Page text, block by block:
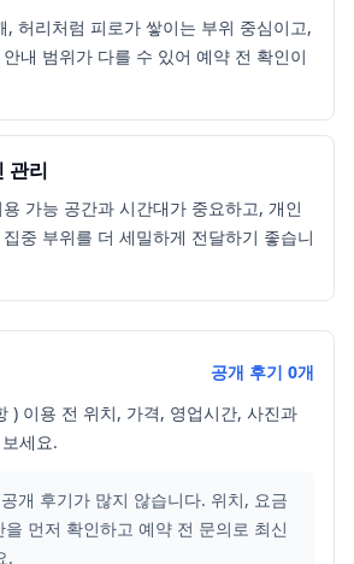
, 허리처럼 피로가 쌓이는 부위 중심이고,
내 범위가 다를 수 있어 예약 전 확인이
관리
가능 공간과 시간대가 중요하고, 개인
중 부위를 더 세밀하게 전달하기 좋습니
공개 후기 0개
) 이용 전 위치, 가격, 영업시간, 사진과
세요.
개 후기가 많지 않습니다. 위치, 요금
먼저 확인하고 예약 전 문의로 최신
.